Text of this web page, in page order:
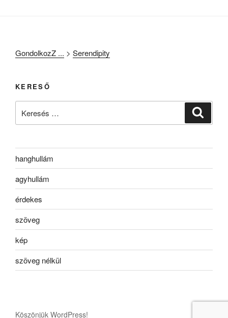
GondolkozZ ... > Serendipity
KERESŐ
hanghullám
agyhullám
érdekes
szöveg
kép
szöveg nélkül
Köszönjük WordPress!